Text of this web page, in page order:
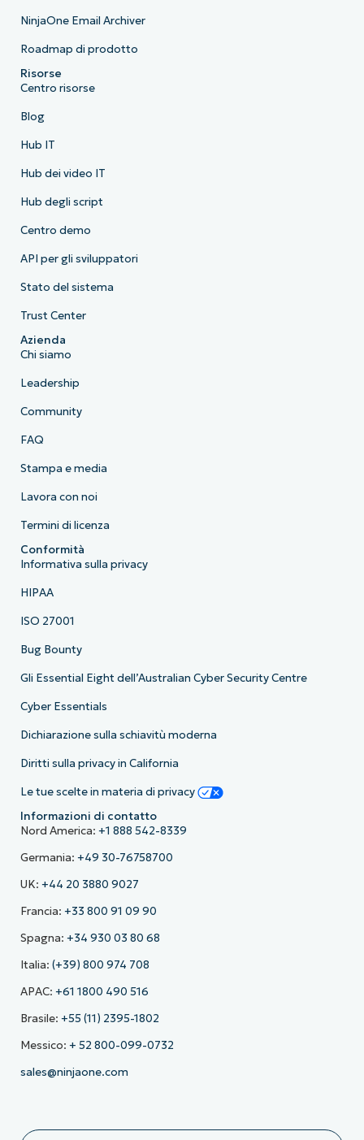
NinjaOne Email Archiver
Roadmap di prodotto
Risorse
Centro risorse
Blog
Hub IT
Hub dei video IT
Hub degli script
Centro demo
API per gli sviluppatori
Stato del sistema
Trust Center
Azienda
Chi siamo
Leadership
Community
FAQ
Stampa e media
Lavora con noi
Termini di licenza
Conformità
Informativa sulla privacy
HIPAA
ISO 27001
Bug Bounty
Gli Essential Eight dell’Australian Cyber Security Centre
Cyber Essentials
Dichiarazione sulla schiavitù moderna
Diritti sulla privacy in California
Le tue scelte in materia di privacy
Informazioni di contatto
Nord America: +1 888 542-8339
Germania: +49 30-76758700
UK: +44 20 3880 9027
Francia: +33 800 91 09 90
Spagna: +34 930 03 80 68
Italia: (+39) 800 974 708
APAC: +61 1800 490 516
Brasile: +55 (11) 2395-1802
Messico: + 52 800-099-0732
sales@ninjaone.com